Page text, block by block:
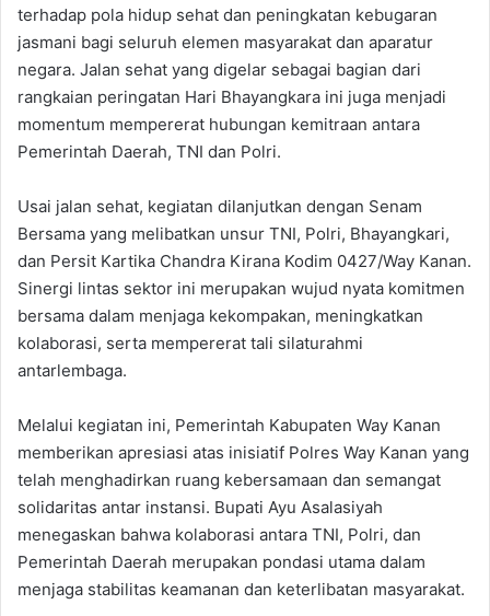
terhadap pola hidup sehat dan peningkatan kebugaran
jasmani bagi seluruh elemen masyarakat dan aparatur
negara. Jalan sehat yang digelar sebagai bagian dari
rangkaian peringatan Hari Bhayangkara ini juga menjadi
momentum mempererat hubungan kemitraan antara
Pemerintah Daerah, TNI dan Polri.
Usai jalan sehat, kegiatan dilanjutkan dengan Senam
Bersama yang melibatkan unsur TNI, Polri, Bhayangkari,
dan Persit Kartika Chandra Kirana Kodim 0427/Way Kanan.
Sinergi lintas sektor ini merupakan wujud nyata komitmen
bersama dalam menjaga kekompakan, meningkatkan
kolaborasi, serta mempererat tali silaturahmi
antarlembaga.
Melalui kegiatan ini, Pemerintah Kabupaten Way Kanan
memberikan apresiasi atas inisiatif Polres Way Kanan yang
telah menghadirkan ruang kebersamaan dan semangat
solidaritas antar instansi. Bupati Ayu Asalasiyah
menegaskan bahwa kolaborasi antara TNI, Polri, dan
Pemerintah Daerah merupakan pondasi utama dalam
menjaga stabilitas keamanan dan keterlibatan masyarakat.